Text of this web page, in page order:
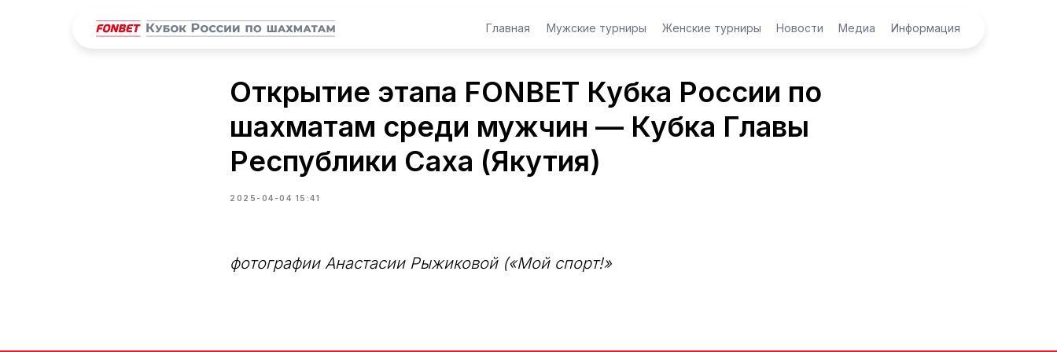
Медиа
Новости
Мужские турниры Женские турниры
Главная Информация
Открытие этапа FONBET Кубка России по
шахматам среди мужчин — Кубка Главы
Республики Саха (Якутия)
2025-04-04 15:41
фотографии Анастасии Рыжиковой («Мой спорт!»